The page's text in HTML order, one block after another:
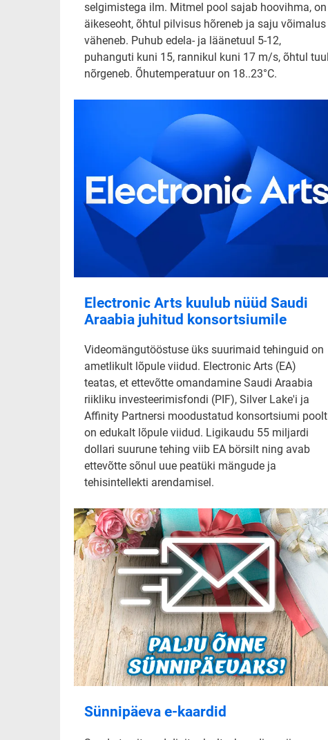
selgimistega ilm. Mitmel pool sajab hoovihma, on
äikeseoht, õhtul pilvisus hõreneb ja saju võimalus
väheneb. Puhub edela- ja läänetuul 5-12,
puhanguti kuni 15, rannikul kuni 17 m/s, õhtul tuul
nõrgeneb. Õhutemperatuur on 18..23°C.
Electronic Arts kuulub nüüd Saudi
Araabia juhitud konsortsiumile
Videomängutööstuse üks suurimaid tehinguid on
ametlikult lõpule viidud. Electronic Arts (EA)
teatas, et ettevõtte omandamine Saudi Araabia
riikliku investeerimisfondi (PIF), Silver Lake'i ja
Affinity Partnersi moodustatud konsortsiumi poolt
on edukalt lõpule viidud. Ligikaudu 55 miljardi
dollari suurune tehing viib EA börsilt ning avab
ettevõtte sõnul uue peatüki mängude ja
tehisintellekti arendamisel.
Sünnipäeva e-kaardid